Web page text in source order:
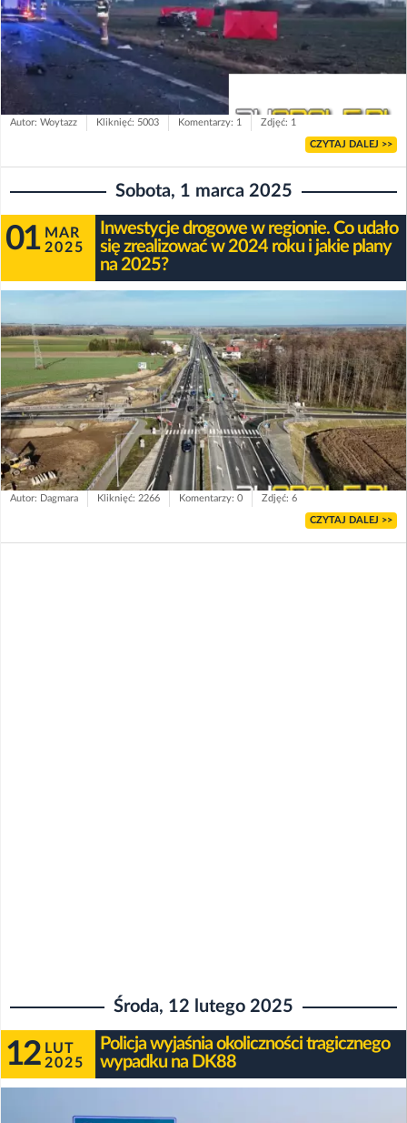
Autor: Woytazz Kliknięć: 5003 Komentarzy: 1 Zdjęć: 1
CZYTAJ DALEJ >>
Sobota, 1 marca 2025
01 MAR
2025
Inwestycje drogowe w regionie. Co udało
się zrealizować w 2024 roku i jakie plany
na 2025?
Autor: Dagmara Kliknięć: 2266 Komentarzy: 0 Zdjęć: 6
CZYTAJ DALEJ >>
Środa, 12 lutego 2025
12 LUT
2025
Policja wyjaśnia okoliczności tragicznego
wypadku na DK88